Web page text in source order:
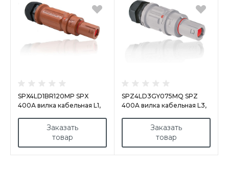
SPX4LD1BR120MP SPX
400А вилка кабельная L1,
Заказать
товар
SPZ4LD3GY075MQ SPZ
400A вилка кабельная L3,
Заказать
товар